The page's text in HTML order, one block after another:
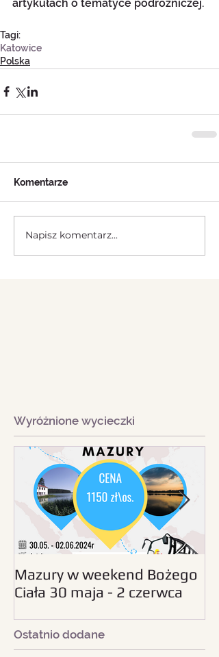
artykułach o tematyce podróżniczej.
Tagi:
Katowice
Polska
Komentarze
Napisz komentarz...
Wyróżnione wycieczki
Mazury w weekend Bożego
Ciała 30 maja - 2 czerwca
Ostatnio dodane